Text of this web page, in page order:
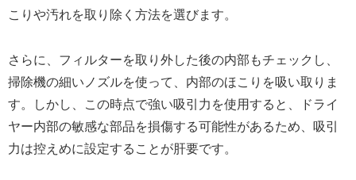
こりや汚れを取り除く方法を選びます。
さらに、フィルターを取り外した後の内部もチェックし、
掃除機の細いノズルを使って、内部のほこりを吸い取りま
す。しかし、この時点で強い吸引力を使用すると、ドライ
ヤー内部の敏感な部品を損傷する可能性があるため、吸引
力は控えめに設定することが肝要です。